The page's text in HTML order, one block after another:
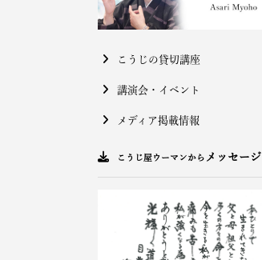
こうじの貸切講座
講演会・イベント
メディア掲載情報
こうじ屋ウーマンから メッセージ